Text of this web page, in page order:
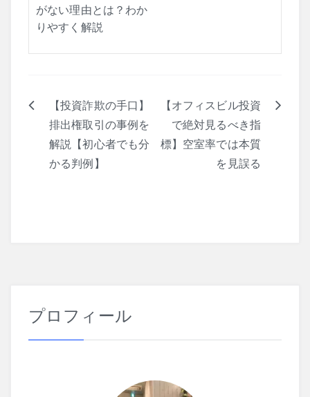
がない理由とは？わか
りやすく解説
投
【投資詐欺の手口】
排出権取引の事例を
解説【初心者でも分
かる判例】
【オフィスビル投資
で絶対見るべき指
標】空室率では本質
を見誤る
プロフィール